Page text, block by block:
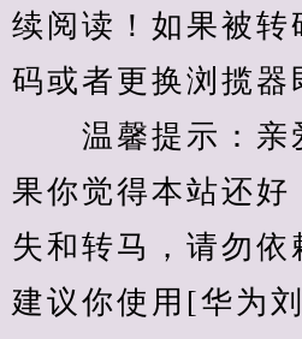
续阅读！如果被转
码或者更换浏揽器
温馨提示：亲
果你觉得本站还好
失和转马，请勿依
建议你使用[华为